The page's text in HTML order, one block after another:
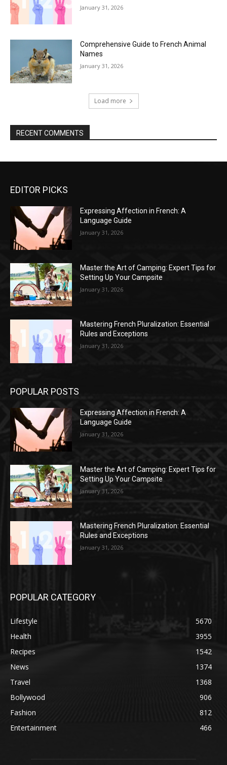
January 31, 2026
Comprehensive Guide to French Animal
Names
January 31, 2026
Load more
RECENT COMMENTS
EDITOR PICKS
Expressing Affection in French: A
Language Guide
January 31, 2026
Master the Art of Camping: Expert Tips for
Setting Up Your Campsite
January 31, 2026
Mastering French Pluralization: Essential
Rules and Exceptions
January 31, 2026
POPULAR POSTS
Expressing Affection in French: A
Language Guide
January 31, 2026
Master the Art of Camping: Expert Tips for
Setting Up Your Campsite
January 31, 2026
Mastering French Pluralization: Essential
Rules and Exceptions
January 31, 2026
POPULAR CATEGORY
Lifestyle
5670
Health
3955
Recipes
1542
News
1374
Travel
1368
Bollywood
906
Fashion
812
Entertainment
466